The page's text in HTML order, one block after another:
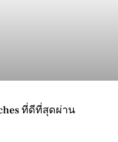
ที่ดีที่สุดผ่าน